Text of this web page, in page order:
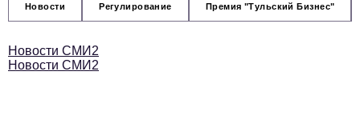
Новости Регулирование Премия "Тульский Бизнес"
Новости СМИ2
Новости СМИ2